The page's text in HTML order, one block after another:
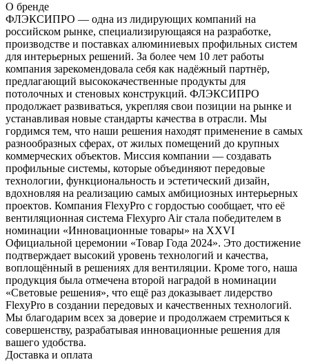
О бренде
ФЛЭКСИПРО — одна из лидирующих компаний на
российском рынке, специализирующаяся на разработке,
производстве и поставках алюминиевых профильных систем
для интерьерных решений. За более чем 10 лет работы
компания зарекомендовала себя как надёжный партнёр,
предлагающий высококачественные продукты для
потолочных и стеновых конструкций. ФЛЭКСИПРО
продолжает развиваться, укрепляя свои позиции на рынке и
устанавливая новые стандарты качества в отрасли. Мы
гордимся тем, что наши решения находят применение в самых
разнообразных сферах, от жилых помещений до крупных
коммерческих объектов. Миссия компании — создавать
профильные системы, которые объединяют передовые
технологии, функциональность и эстетический дизайн,
вдохновляя на реализацию самых амбициозных интерьерных
проектов. Компания FlexyPro с гордостью сообщает, что её
вентиляционная система Flexypro Air стала победителем в
номинации «Инновационные товары» на XXVI
Официальной церемонии «Товар Года 2024». Это достижение
подтверждает высокий уровень технологий и качества,
воплощённый в решениях для вентиляции. Кроме того, наша
продукция была отмечена второй наградой в номинации
«Световые решения», что ещё раз доказывает лидерство
FlexyPro в создании передовых и качественных технологий.
Мы благодарим всех за доверие и продолжаем стремиться к
совершенству, разрабатывая инновационные решения для
вашего удобства.
Доставка и оплата